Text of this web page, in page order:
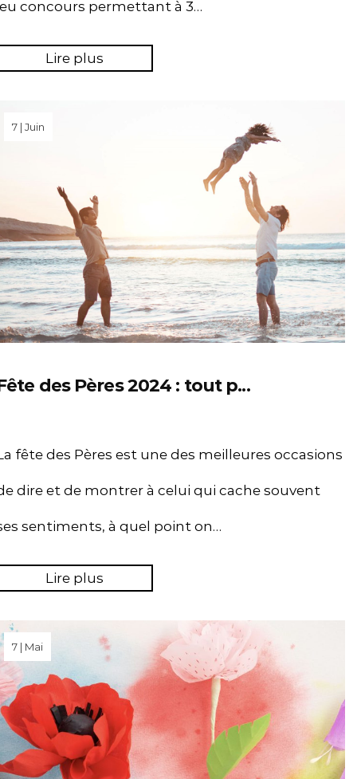
concours permettant à 3…
Lire plus
7 | Juin
des Pères 2024 : tout p...
fête des Pères est une des meilleures occasions
dire et de montrer à celui qui cache souvent
sentiments, à quel point on…
Lire plus
7 | Mai